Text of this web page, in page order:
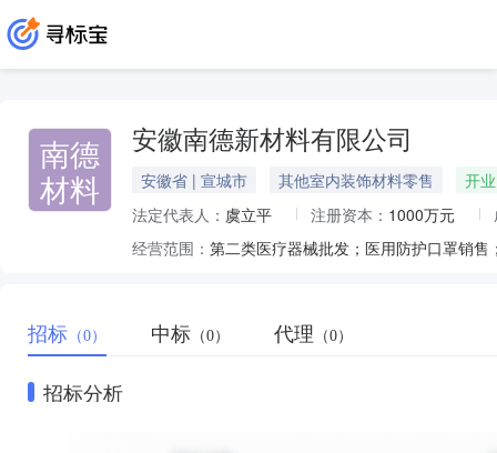
南德
材料
安徽南德新材料有限公司
安徽省 | 宣城市 其他室内装饰材料零售
开业
法定代表人： 虞立平 注册资本： 1000万元
经营范围：
招标 （0） 中标 （0） 代理 （0）
招标分析